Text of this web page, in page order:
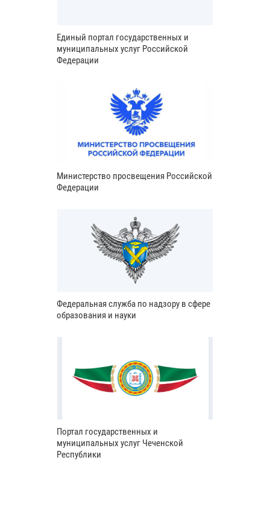
Единый портал государственных и
муниципальных услуг Российской
Федерации
Министерство просвещения Российской
Федерации
Федеральная служба по надзору в сфере
образования и науки
Портал государственных и
муниципальных услуг Чеченской
Республики